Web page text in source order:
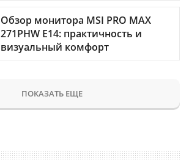
Обзор монитора MSI PRO MAX
271PHW E14: практичность и
визуальный комфорт
ПОКАЗАТЬ ЕЩЕ